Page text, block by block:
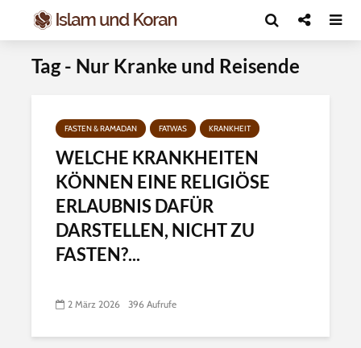
Tag - Nur Kranke und Reisende
FASTEN & RAMADAN FATWAS KRANKHEIT
WELCHE KRANKHEITEN
KÖNNEN EINE RELIGIÖSE
ERLAUBNIS DAFÜR
DARSTELLEN, NICHT ZU
FASTEN?...
2 März 2026 396 Aufrufe